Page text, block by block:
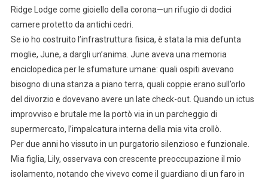
Ridge Lodge come gioiello della corona—un rifugio di dodici
camere protetto da antichi cedri.
Se io ho costruito l’infrastruttura fisica, è stata la mia defunta
moglie, June, a dargli un’anima. June aveva una memoria
enciclopedica per le sfumature umane: quali ospiti avevano
bisogno di una stanza a piano terra, quali coppie erano sull’orlo
del divorzio e dovevano avere un late check-out. Quando un ictus
improvviso e brutale me la portò via in un parcheggio di
supermercato, l’impalcatura interna della mia vita crollò.
Per due anni ho vissuto in un purgatorio silenzioso e funzionale.
Mia figlia, Lily, osservava con crescente preoccupazione il mio
isolamento, notando che vivevo come il guardiano di un faro in